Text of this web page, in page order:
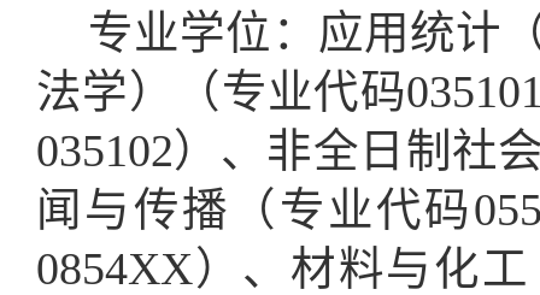
专业学位： 应用统计
法学）（专业代码
035102）、非全日制 社
闻与传播（专业代码
0854XX）、材料与化